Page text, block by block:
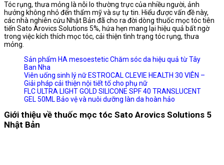
Tóc rụng, thưa mỏng là nỗi lo thường trực của nhiều người, ảnh
hưởng không nhỏ đến thẩm mỹ và sự tự tin. Hiểu được vấn đề này,
các nhà nghiên cứu Nhật Bản đã cho ra đời dòng thuốc mọc tóc tiên
tiến Sato Arovics Solutions 5%, hứa hẹn mang lại hiệu quả bất ngờ
trong việc kích thích mọc tóc, cải thiện tình trạng tóc rụng, thưa
mỏng.
Sản phẩm HA mesoestetic Chăm sóc da hiệu quả từ Tây
Ban Nha
Viên uống sinh lý nữ ESTROCAL CLEVIE HEALTH 30 VIÊN –
Giải pháp cải thiện nội tiết tố cho phụ nữ
FLC ULTRA LIGHT GOLD SILICONE SPF 40 TRANSLUCENT
GEL 50ML Bảo vệ và nuôi dưỡng làn da hoàn hảo
Giới thiệu về thuốc mọc tóc Sato Arovics Solutions 5
Nhật Bản